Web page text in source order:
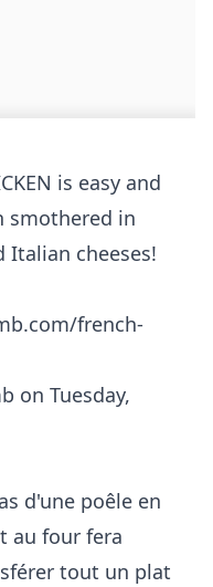
is easy and
smothered in
Italian cheeses!
french-
on Tuesday,
d'une poêle en
au four fera
tout un plat